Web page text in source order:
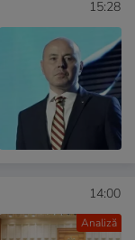
15:28
Analiză
14:00